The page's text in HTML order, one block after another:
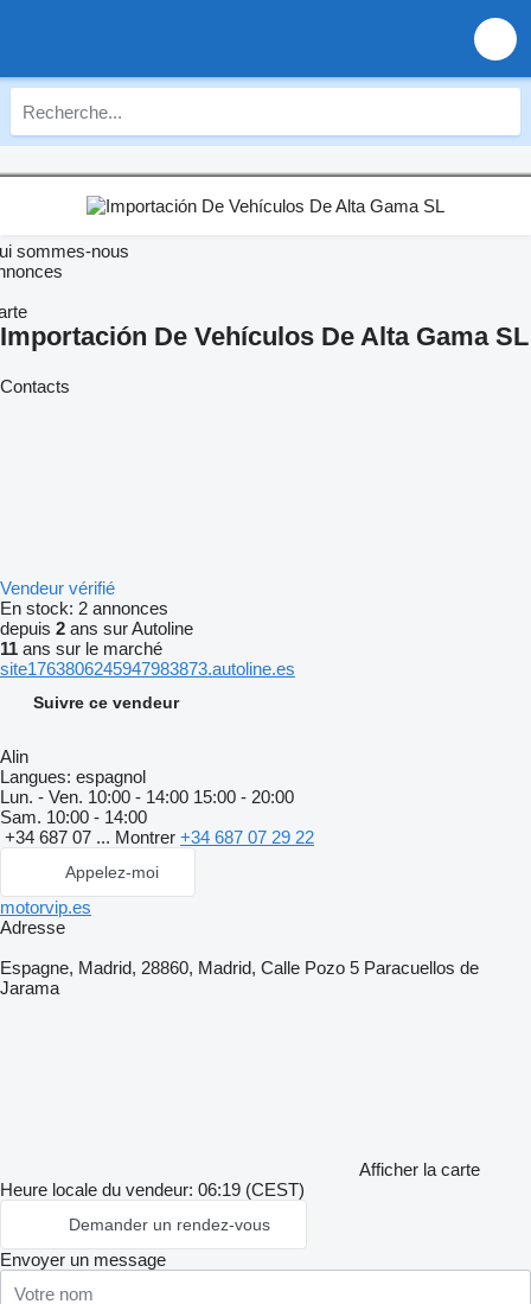
sommes-nous
Importación De Vehículos De Alta Gama SL
Contacts
Vendeur vérifié
En stock: 2 annonces
depuis 2 ans sur Autoline
11 ans sur le marché
site1763806245947983873.autoline.es
Suivre ce vendeur
Alin
Langues: espagnol
Lun. - Ven. 10:00 - 14:00 15:00 - 20:00
Sam. 10:00 - 14:00
+34 687 07 ... Montrer +34 687 07 29 22
Appelez-moi
motorvip.es
Adresse
Espagne, Madrid, 28860, Madrid, Calle Pozo 5 Paracuellos de
Jarama
Afficher la carte
Heure locale du vendeur: 06:19 (CEST)
Demander un rendez-vous
Envoyer un message